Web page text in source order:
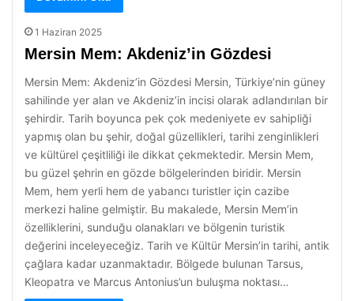
1 Haziran 2025
Mersin Mem: Akdeniz’in Gözdesi
Mersin Mem: Akdeniz’in Gözdesi Mersin, Türkiye’nin güney
sahilinde yer alan ve Akdeniz’in incisi olarak adlandırılan bir
şehirdir. Tarih boyunca pek çok medeniyete ev sahipliği
yapmış olan bu şehir, doğal güzellikleri, tarihi zenginlikleri
ve kültürel çeşitliliği ile dikkat çekmektedir. Mersin Mem,
bu güzel şehrin en gözde bölgelerinden biridir. Mersin
Mem, hem yerli hem de yabancı turistler için cazibe
merkezi haline gelmiştir. Bu makalede, Mersin Mem’in
özelliklerini, sunduğu olanakları ve bölgenin turistik
değerini inceleyeceğiz. Tarih ve Kültür Mersin’in tarihi, antik
çağlara kadar uzanmaktadır. Bölgede bulunan Tarsus,
Kleopatra ve Marcus Antonius’un buluşma noktası…